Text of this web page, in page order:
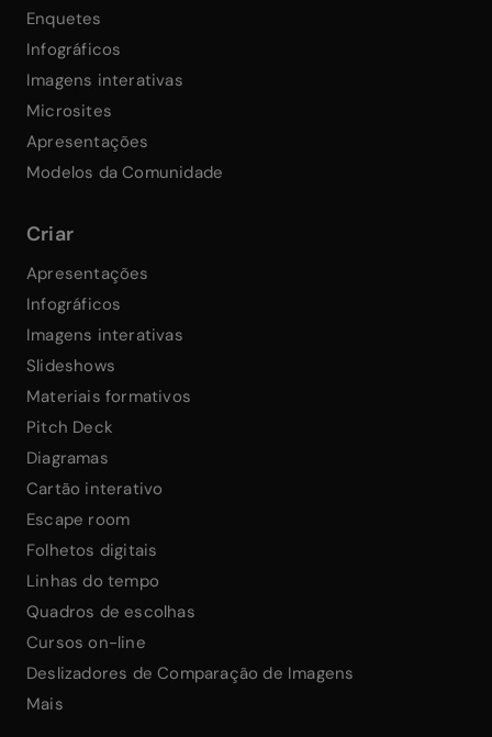
Enquetes
Infográficos
Imagens interativas
Microsites
Apresentações
Modelos da Comunidade
Criar
Apresentações
Infográficos
Imagens interativas
Slideshows
Materiais formativos
Pitch Deck
Diagramas
Cartão interativo
Escape room
Folhetos digitais
Linhas do tempo
Quadros de escolhas
Cursos on-line
Deslizadores de Comparação de Imagens
Mais